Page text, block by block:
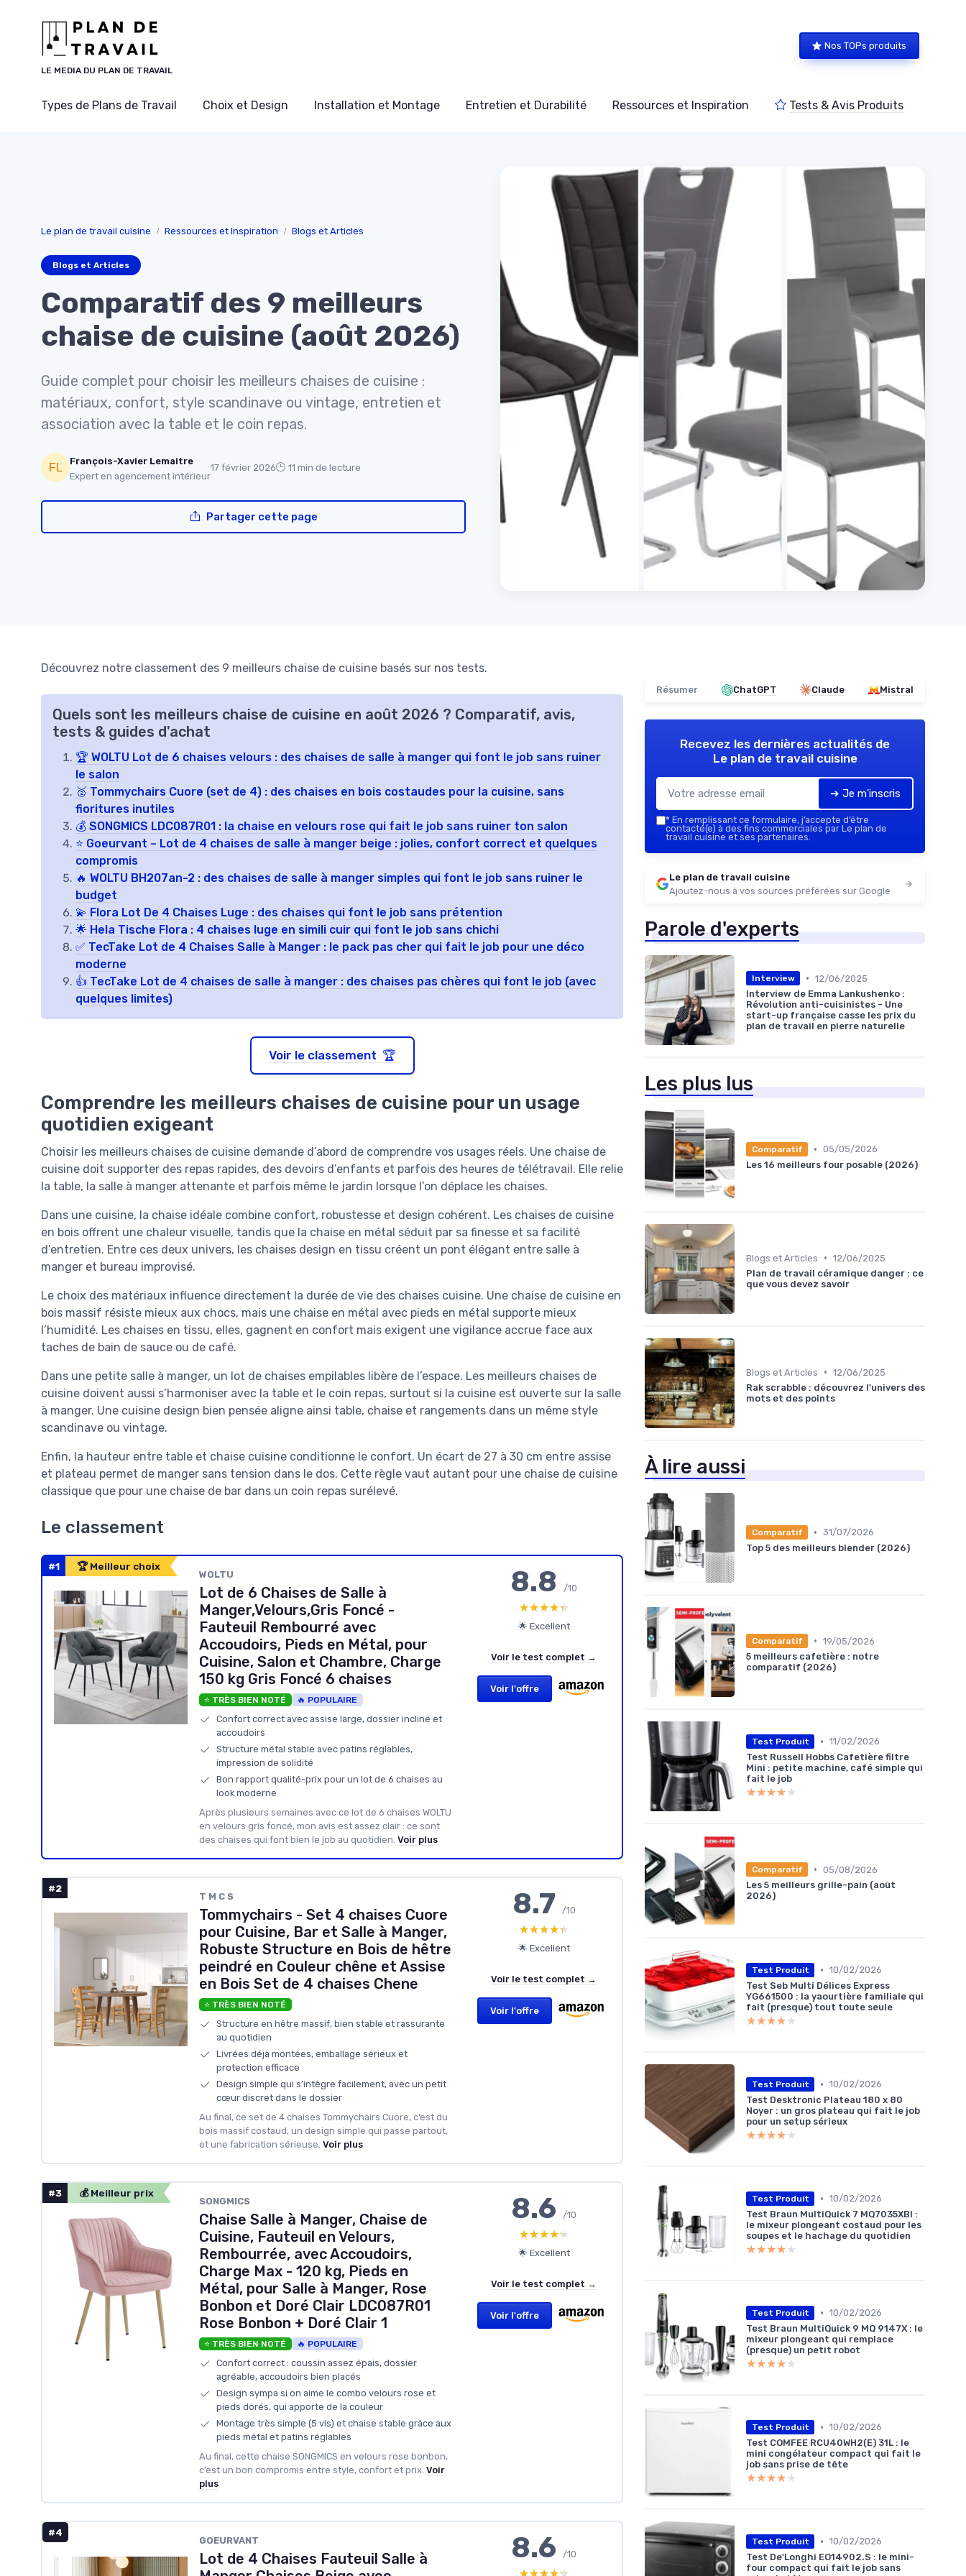
LE MEDIA DU PLAN DE TRAVAIL
Nos TOPs produits
Types de Plans de Travail Choix et Design Installation et Montage Entretien et Durabilité Ressources et Inspiration Tests & Avis Produits
Le plan de travail cuisine Ressources et Inspiration Blogs et Articles
Blogs et Articles
Comparatif des 9 meilleurs
chaise de cuisine (août 2026)
Guide complet pour choisir les meilleurs chaises de cuisine :
matériaux, confort, style scandinave ou vintage, entretien et
association avec la table et le coin repas.
François-Xavier Lemaitre
Expert en agencement intérieur
17 février 2026 11 min de lecture
Partager cette page
Découvrez notre classement des 9 meilleurs chaise de cuisine basés sur nos tests.
Quels sont les meilleurs chaise de cuisine en août 2026 ? Comparatif, avis,
tests & guides d'achat
🏆 WOLTU Lot de 6 chaises velours : des chaises de salle à manger qui font le job sans ruiner
le salon
🥈 Tommychairs Cuore (set de 4) : des chaises en bois costaudes pour la cuisine, sans
fioritures inutiles
💰 SONGMICS LDC087R01 : la chaise en velours rose qui fait le job sans ruiner ton salon
⭐ Goeurvant – Lot de 4 chaises de salle à manger beige : jolies, confort correct et quelques
compromis
🔥 WOLTU BH207an-2 : des chaises de salle à manger simples qui font le job sans ruiner le
budget
💫 Flora Lot De 4 Chaises Luge : des chaises qui font le job sans prétention
🌟 Hela Tische Flora : 4 chaises luge en simili cuir qui font le job sans chichi
✅ TecTake Lot de 4 Chaises Salle à Manger : le pack pas cher qui fait le job pour une déco
moderne
👍 TecTake Lot de 4 chaises de salle à manger : des chaises pas chères qui font le job (avec
quelques limites)
Voir le classement 🏆
Comprendre les meilleurs chaises de cuisine pour un usage
quotidien exigeant
Choisir les meilleurs chaises de cuisine demande d’abord de comprendre vos usages réels. Une chaise de
cuisine doit supporter des repas rapides, des devoirs d’enfants et parfois des heures de télétravail. Elle relie
la table, la salle à manger attenante et parfois même le jardin lorsque l’on déplace les chaises.
Dans une cuisine, la chaise idéale combine confort, robustesse et design cohérent. Les chaises de cuisine
en bois offrent une chaleur visuelle, tandis que la chaise en métal séduit par sa finesse et sa facilité
d’entretien. Entre ces deux univers, les chaises design en tissu créent un pont élégant entre salle à
manger et bureau improvisé.
Le choix des matériaux influence directement la durée de vie des chaises cuisine. Une chaise de cuisine en
bois massif résiste mieux aux chocs, mais une chaise en métal avec pieds en métal supporte mieux
l’humidité. Les chaises en tissu, elles, gagnent en confort mais exigent une vigilance accrue face aux
taches de bain de sauce ou de café.
Dans une petite salle à manger, un lot de chaises empilables libère de l’espace. Les meilleurs chaises de
cuisine doivent aussi s’harmoniser avec la table et le coin repas, surtout si la cuisine est ouverte sur la salle
à manger. Une cuisine design bien pensée aligne ainsi table, chaise et rangements dans un même style
scandinave ou vintage.
Enfin, la hauteur entre table et chaise cuisine conditionne le confort. Un écart de 27 à 30 cm entre assise
et plateau permet de manger sans tension dans le dos. Cette règle vaut autant pour une chaise de cuisine
classique que pour une chaise de bar dans un coin repas surélevé.
Le classement
#1 🏆 Meilleur choix
WOLTU
Lot de 6 Chaises de Salle à
Manger,Velours,Gris Foncé -
Fauteuil Rembourré avec
Accoudoirs, Pieds en Métal, pour
Cuisine, Salon et Chambre, Charge
150 kg Gris Foncé 6 chaises
⭐ TRÈS BIEN NOTÉ 🔥 POPULAIRE
Confort correct avec assise large, dossier incliné et
accoudoirs
Structure métal stable avec patins réglables,
impression de solidité
Bon rapport qualité-prix pour un lot de 6 chaises au
look moderne
Après plusieurs semaines avec ce lot de 6 chaises WOLTU
en velours gris foncé, mon avis est assez clair : ce sont
des chaises qui font bien le job au quotidien. Voir plus
8.8/10
★★★★★
★★★★★
🌟 Excellent
Voir le test complet →
Voir l'offre
#2
T M C S
Tommychairs - Set 4 chaises Cuore
pour Cuisine, Bar et Salle à Manger,
Robuste Structure en Bois de hêtre
peindré en Couleur chêne et Assise
en Bois Set de 4 chaises Chene
⭐ TRÈS BIEN NOTÉ
Structure en hêtre massif, bien stable et rassurante
au quotidien
Livrées déjà montées, emballage sérieux et
protection efficace
Design simple qui s’intègre facilement, avec un petit
cœur discret dans le dossier
Au final, ce set de 4 chaises Tommychairs Cuore, c’est du
bois massif costaud, un design simple qui passe partout,
et une fabrication sérieuse. Voir plus
8.7 /10
★★★★★
★★★★★
🌟 Excellent
Voir le test complet →
Voir l'offre
#3 💰 Meilleur prix
‎SONGMICS
Chaise Salle à Manger, Chaise de
Cuisine, Fauteuil en Velours,
Rembourrée, avec Accoudoirs,
Charge Max - 120 kg, Pieds en
Métal, pour Salle à Manger, Rose
Bonbon et Doré Clair LDC087R01
Rose Bonbon + Doré Clair 1
⭐ TRÈS BIEN NOTÉ 🔥 POPULAIRE
Confort correct : coussin assez épais, dossier
agréable, accoudoirs bien placés
Design sympa si on aime le combo velours rose et
pieds dorés, qui apporte de la couleur
Montage très simple (5 vis) et chaise stable grâce aux
pieds métal et patins réglables
Au final, cette chaise SONGMICS en velours rose bonbon,
c’est un bon compromis entre style, confort et prix. Voir
plus
8.6/10
★★★★★
★★★★★
🌟 Excellent
Voir le test complet →
Voir l'offre
#4
GOEURVANT
Lot de 4 Chaises Fauteuil Salle à
8.6/10
Résumer ChatGPT Claude Mistral
Recevez les dernières actualités de
Le plan de travail cuisine
➔ Je m'inscris
* En remplissant ce formulaire, j’accepte d’être
contacté(e) à des fins commerciales par Le plan de
travail cuisine et ses partenaires.
Le plan de travail cuisine
Ajoutez-nous à vos sources préférées sur Google
Parole d'experts
Interview • 12/06/2025
Interview de Emma Lankushenko :
Révolution anti-cuisinistes - Une
start-up française casse les prix du
plan de travail en pierre naturelle
Les plus lus
Comparatif • 05/05/2026
Les 16 meilleurs four posable (2026)
Blogs et Articles • 12/06/2025
Plan de travail céramique danger : ce
que vous devez savoir
Blogs et Articles • 12/06/2025
Rak scrabble : découvrez l'univers des
mots et des points
À lire aussi
Comparatif • 31/07/2026
Top 5 des meilleurs blender (2026)
Comparatif • 19/05/2026
5 meilleurs cafetière : notre
comparatif (2026)
Test Produit • 11/02/2026
Test Russell Hobbs Cafetière filtre
Mini : petite machine, café simple qui
fait le job
★★★★★
★★★★★
Comparatif • 05/08/2026
Les 5 meilleurs grille-pain (août
2026)
Test Produit • 10/02/2026
Test Seb Multi Délices Express
YG661500 : la yaourtière familiale qui
fait (presque) tout toute seule
★★★★★
★★★★★
Test Produit • 10/02/2026
Test Desktronic Plateau 180 x 80
Noyer : un gros plateau qui fait le job
pour un setup sérieux
★★★★★
★★★★★
Test Produit • 10/02/2026
Test Braun MultiQuick 7 MQ7035XBI :
le mixeur plongeant costaud pour les
soupes et le hachage du quotidien
★★★★★
★★★★★
Test Produit • 10/02/2026
Test Braun MultiQuick 9 MQ 9147X : le
mixeur plongeant qui remplace
(presque) un petit robot
★★★★★
★★★★★
Test Produit • 10/02/2026
Test COMFEE RCU40WH2(E) 31L : le
mini congélateur compact qui fait le
job sans prise de tête
★★★★★
★★★★★
Test Produit • 10/02/2026
Test De'Longhi EO14902.S : le mini-
four compact qui fait le job sans